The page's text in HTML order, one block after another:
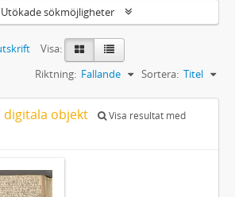
Utökade sökmöjligheter
Visa:
Sortera: Titel
Riktning: Fallande
objekt
Visa resultat med